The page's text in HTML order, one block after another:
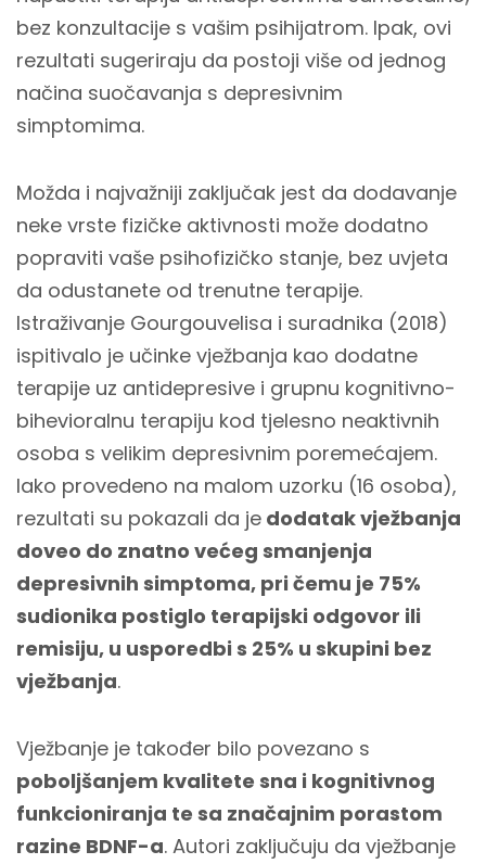
bez konzultacije s vašim psihijatrom. Ipak, ovi
rezultati sugeriraju da postoji više od jednog
načina suočavanja s depresivnim
simptomima.
Možda i najvažniji zaključak jest da dodavanje
neke vrste fizičke aktivnosti može dodatno
popraviti vaše psihofizičko stanje, bez uvjeta
da odustanete od trenutne terapije.
Istraživanje Gourgouvelisa i suradnika (2018)
ispitivalo je učinke vježbanja kao dodatne
terapije uz antidepresive i grupnu kognitivno-
bihevioralnu terapiju kod tjelesno neaktivnih
osoba s velikim depresivnim poremećajem.
Iako provedeno na malom uzorku (16 osoba),
rezultati su pokazali da je dodatak vježbanja
doveo do znatno većeg smanjenja
depresivnih simptoma, pri čemu je 75%
sudionika postiglo terapijski odgovor ili
remisiju, u usporedbi s 25% u skupini bez
vježbanja.
Vježbanje je također bilo povezano s
poboljšanjem kvalitete sna i kognitivnog
funkcioniranja te sa značajnim porastom
razine BDNF-a. Autori zaključuju da vježbanje